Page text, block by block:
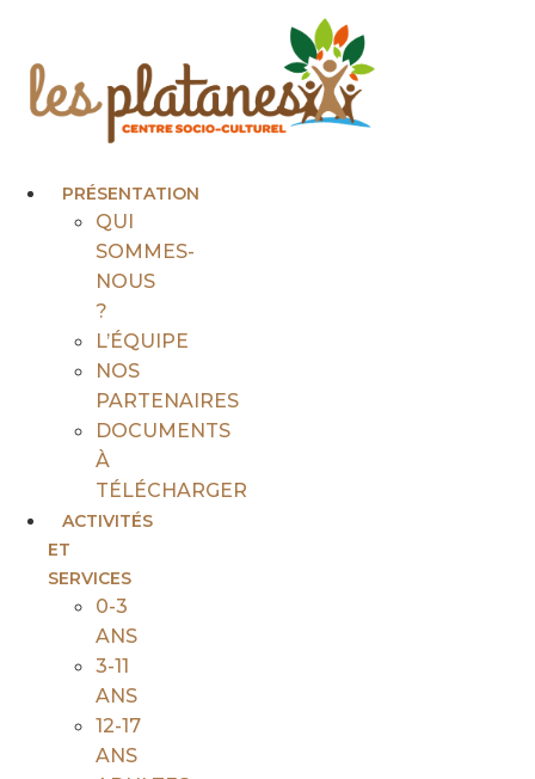
contenu
PRÉSENTATION
QUI
SOMMES-
NOUS
?
L’ÉQUIPE
NOS
PARTENAIRES
DOCUMENTS
À
TÉLÉCHARGER
ACTIVITÉS
ET
SERVICES
0-3
ANS
3-11
ANS
12-17
ANS